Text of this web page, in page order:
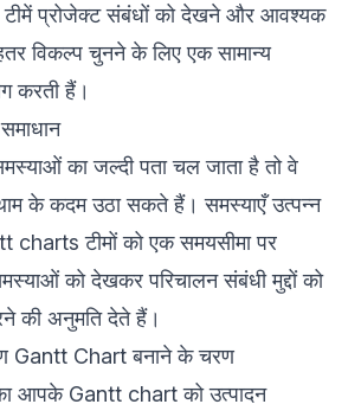
प्रोजेक्ट संबंधों को देखने और आवश्यक
विकल्प चुनने के लिए एक सामान्य
करती हैं।
का जल्दी पता चल जाता है तो वे
के कदम उठा सकते हैं। समस्याएँ उत्पन्न
charts टीमों को एक समयसीमा पर
को देखकर परिचालन संबंधी मुद्दों को
की अनुमति देते हैं।
Gantt Chart बनाने के चरण
आपके Gantt chart को उत्पादन